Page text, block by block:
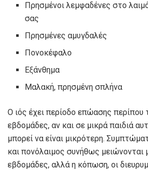
Πρησμένοι λεμφαδένες στο
σας
Πρησμένες αμυγδαλές
Πονοκέφαλο
Εξάνθημα
Μαλακή, πρησμένη σπλήνα
Ο ιός έχει περίοδο επώασης περίπου
εβδομάδες, αν και σε μικρά παιδιά
μπορεί να είναι μικρότερη.
και πονόλαιμος συνήθως μειώνονται
εβδομάδες, αλλά η κόπωση, οι